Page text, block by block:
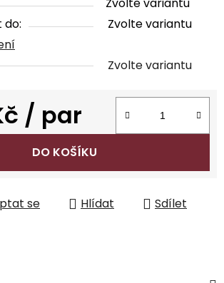
Zvolte variantu
do:
Zvolte variantu
Zvolte variantu
/ par
DO KOŠÍKU
se Hlídat Sdílet